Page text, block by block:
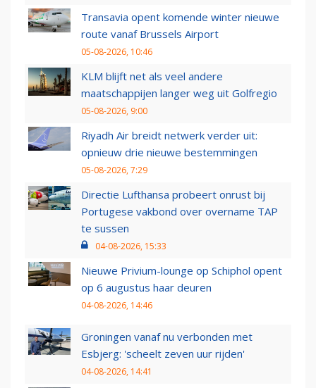
Transavia opent komende winter nieuwe
route vanaf Brussels Airport
05-08-2026, 10:46
KLM blijft net als veel andere
maatschappijen langer weg uit Golfregio
05-08-2026, 9:00
Riyadh Air breidt netwerk verder uit:
opnieuw drie nieuwe bestemmingen
05-08-2026, 7:29
Directie Lufthansa probeert onrust bij
Portugese vakbond over overname TAP
te sussen
04-08-2026, 15:33
Nieuwe Privium-lounge op Schiphol opent
op 6 augustus haar deuren
04-08-2026, 14:46
Groningen vanaf nu verbonden met
Esbjerg: 'scheelt zeven uur rijden'
04-08-2026, 14:41